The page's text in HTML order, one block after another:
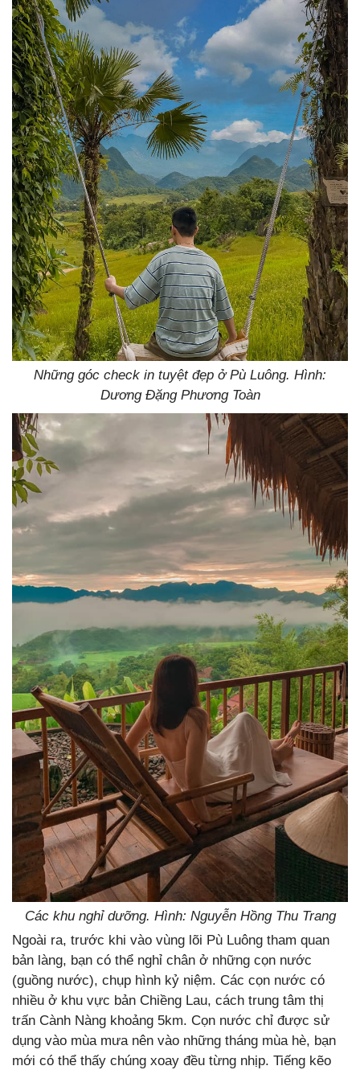
Những góc check in tuyệt đẹp ở Pù Luông. Hình:
Dương Đặng Phương Toàn
Các khu nghỉ dưỡng. Hình: Nguyễn Hồng Thu Trang
Ngoài ra, trước khi vào vùng lõi Pù Luông tham quan
bản làng, bạn có thể nghỉ chân ở những cọn nước
(guồng nước), chụp hình kỷ niệm. Các cọn nước có
nhiều ở khu vực bản Chiềng Lau, cách trung tâm thị
trấn Cành Nàng khoảng 5km. Cọn nước chỉ được sử
dụng vào mùa mưa nên vào những tháng mùa hè, bạn
mới có thể thấy chúng xoay đều từng nhịp. Tiếng kẽo